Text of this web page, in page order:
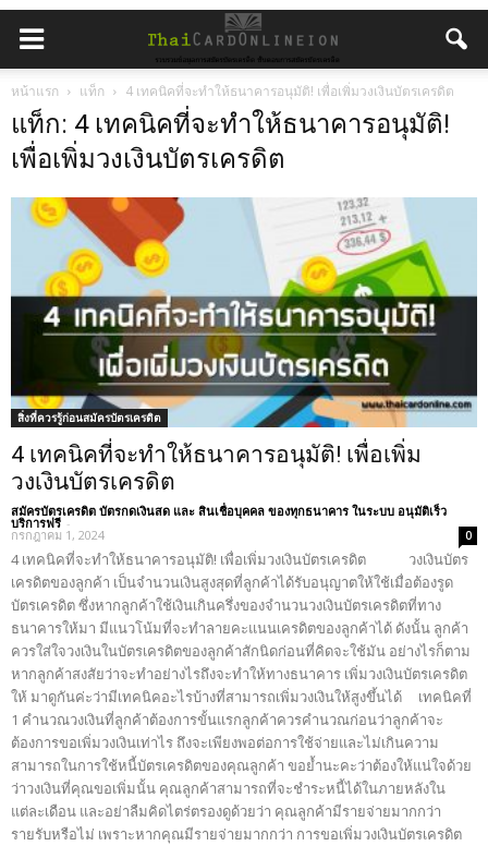
หน้าแรก แท็ก 4 เทคนิคที่จะทำให้ธนาคารอนุมัติ! เพื่อเพิ่มวงเงินบัตรเครดิต
แท็ก: 4 เทคนิคที่จะทำให้ธนาคารอนุมัติ!
เพื่อเพิ่มวงเงินบัตรเครดิต
สิ่งที่ควรรู้ก่อนสมัครบัตรเครดิต
4 เทคนิคที่จะทำให้ธนาคารอนุมัติ! เพื่อเพิ่ม
วงเงินบัตรเครดิต
สมัครบัตรเครดิต บัตรกดเงินสด และ สินเชื่อบุคคล ของทุกธนาคาร ในระบบ อนุมัติเร็ว
บริการฟรี -
กรกฎาคม 1, 2024 0
4 เทคนิคที่จะทำให้ธนาคารอนุมัติ! เพื่อเพิ่มวงเงินบัตรเครดิต วงเงินบัตร
เครดิตของลูกค้า เป็นจำนวนเงินสูงสุดที่ลูกค้าได้รับอนุญาตให้ใช้เมื่อต้องรูด
บัตรเครดิต ซึ่งหากลูกค้าใช้เงินเกินครึ่งของจำนวนวงเงินบัตรเครดิตที่ทาง
ธนาคารให้มา มีแนวโน้มที่จะทำลายคะแนนเครดิตของลูกค้าได้ ดังนั้น ลูกค้า
ควรใส่ใจวงเงินในบัตรเครดิตของลูกค้าสักนิดก่อนที่คิดจะใช้มัน อย่างไรก็ตาม
หากลูกค้าสงสัยว่าจะทำอย่างไรถึงจะทำให้ทางธนาคาร เพิ่มวงเงินบัตรเครดิต
ให้ มาดูกันค่ะว่ามีเทคนิคอะไรบ้างที่สามารถเพิ่มวงเงินให้สูงขึ้นได้ เทคนิคที่
1 คำนวณวงเงินที่ลูกค้าต้องการขั้นแรกลูกค้าควรคำนวณก่อนว่าลูกค้าจะ
ต้องการขอเพิ่มวงเงินเท่าไร ถึงจะเพียงพอต่อการใช้จ่ายและไม่เกินความ
สามารถในการใช้หนี้บัตรเครดิตของคุณลูกค้า ขอย้ำนะคะว่าต้องให้แน่ใจด้วย
ว่าวงเงินที่คุณขอเพิ่มนั้น คุณลูกค้าสามารถที่จะชำระหนี้ได้ในภายหลังใน
แต่ละเดือน และอย่าลืมคิดไตร่ตรองดูด้วยว่า คุณลูกค้ามีรายจ่ายมากกว่า
รายรับหรือไม่ เพราะหากคุณมีรายจ่ายมากกว่า การขอเพิ่มวงเงินบัตรเครดิต